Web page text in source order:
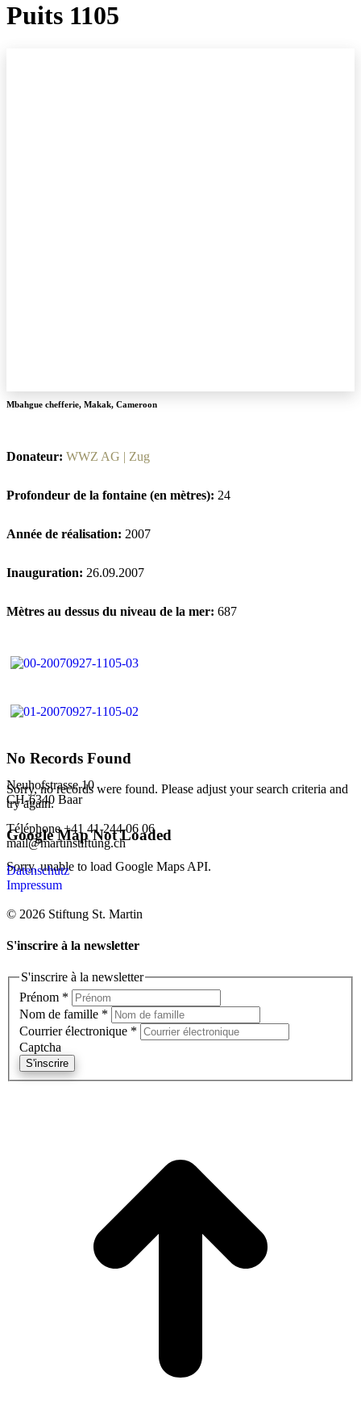
Puits 1105
No Records Found
Sorry, no records were found. Please adjust your search criteria and
try again.
Google Map Not Loaded
Sorry, unable to load Google Maps API.
Mbahgue chefferie, Makak, Cameroon
Donateur: WWZ AG | Zug
Profondeur de la fontaine (en mètres): 24
Année de réalisation: 2007
Inauguration: 26.09.2007
Mètres au dessus du niveau de la mer: 687
Neuhofstrasse 10
CH-6340 Baar
Téléphone +41 41 244 06 06
mail@martinstiftung.ch
Datenschutz
Impressum
© 2026 Stiftung St. Martin
S'inscrire à la newsletter
S'inscrire à la newsletter
Prénom *
Nom de famille *
Courrier électronique *
Captcha
S'inscrire